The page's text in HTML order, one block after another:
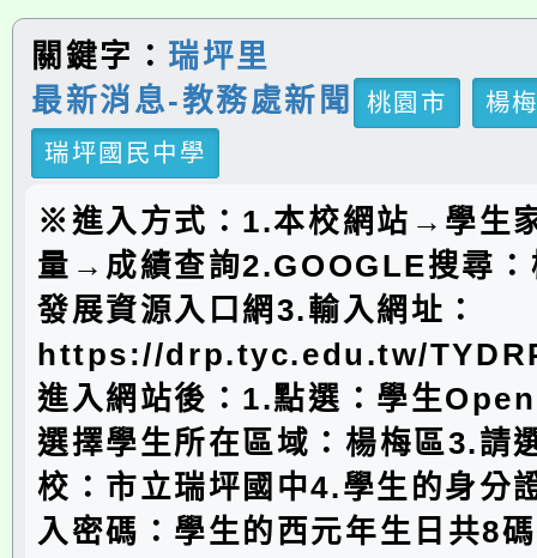
關鍵字： 瑞坪里
最新消息-教務處新聞
桃園市
楊
瑞坪國民中學
※進入方式：1.本校網站→學生
量→成績查詢2.GOOGLE搜尋：
發展資源入口網3.輸入網址：
https://drp.tyc.edu.tw/
進入網站後：1.點選：學生
選擇學生所在區域：楊梅區3.請
校：市立瑞坪國中4.學生的身分
入密碼：學生的西元年生日共8